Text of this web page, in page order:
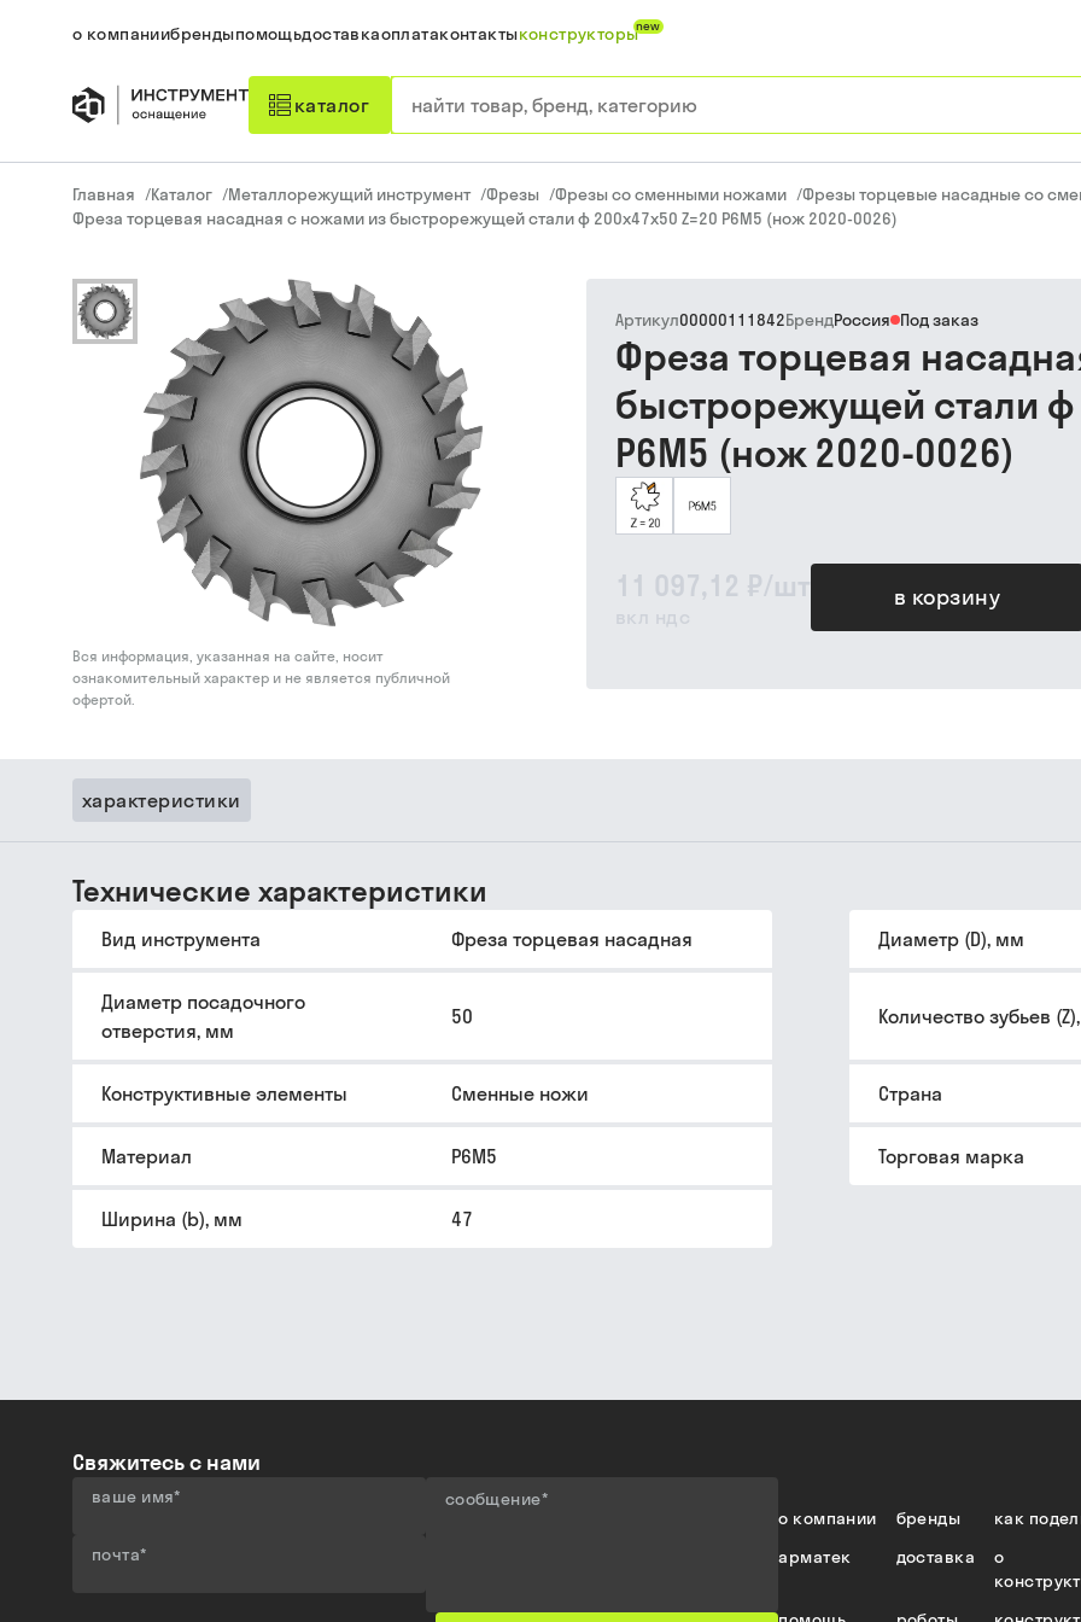
о компаниибрендыпомощьдоставкаоплатаконтактыконструкторыnew
каталог
Главная /Каталог /Металлорежущий инструмент /Фрезы /Фрезы со сменными ножами /Фрезы торцевые насадные со
Фреза торцевая насадная с ножами из быстрорежущей стали ф 200х47х50 Z=20 Р6М5 (нож 2020-0026)
Вся информация, указанная на сайте, носит
ознакомительный характер и не является публичной
офертой.
11 097,12 ₽/шт
вкл ндс
в корзину
Артикул00000111842БрендРоссия Под заказ
Фреза торцевая
быстрорежущей стали ф
Р6М5 (нож 2020-0026)
характеристики
Технические характеристики
Вид инструмента Фреза торцевая насадная Диаметр (D), мм
Диаметр посадочного
отверстия, мм
50 Количество зубьев
Конструктивные элементы Сменные ножи Страна
Материал Р6М5 Торговая марка
Ширина (b), мм 47
Свяжитесь с нами
ваше имя*
почта*
сообщение*
как
бренды
о компании
о
доставка
арматек